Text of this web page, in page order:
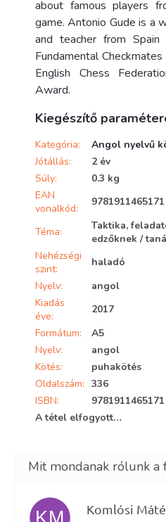
about famous players
game. Antonio Gude is a
and teacher from
Fundamental
English Chess
Award.
Kiegészítő
Kategória:
Angol nyelvű
Jótállás:
2 év
Súly:
0.3 kg
EAN
vonalkód:
9781911465171
Téma:
Taktika,
edzőknek /
Nehézségi
szint:
haladó
Nyelv:
angol
Kiadás
éve:
2017
Formátum:
A5
Nyelv:
angol
Kötés:
puhakötés
Oldalszám: 336
ISBN:
9781911465171
A tétel elfogyott…
KM Komlósi Máté